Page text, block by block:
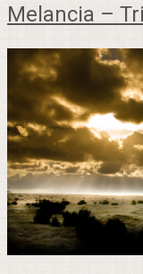
Melancia –